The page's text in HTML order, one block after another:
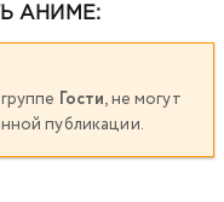
АНИМЕ:
Гости, не могут
публикации.